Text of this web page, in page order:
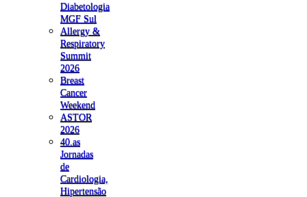
Diabetologia
MGF Sul
Allergy &
Respiratory
Summit
2026
Breast
Cancer
Weekend
ASTOR
2026
40.as
Jornadas
de
Cardiologia,
Hipertensão